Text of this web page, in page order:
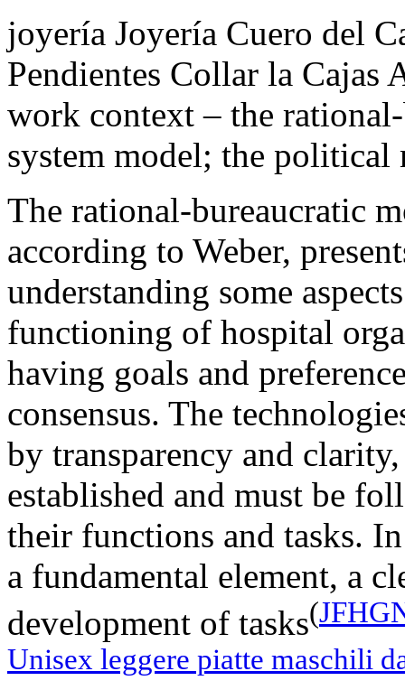
joyería Joyería Cuero del
Pendientes Collar la Cajas
work context – the
system model; the political
The rational-bureaucratic
according to Weber,
understanding some
functioning of hospital
having goals and
consensus. The
by transparency and
established and must be
their functions and tasks.
a fundamental element, a
development of tasks(
Unisex leggere piatte maschili